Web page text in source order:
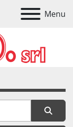
Menu